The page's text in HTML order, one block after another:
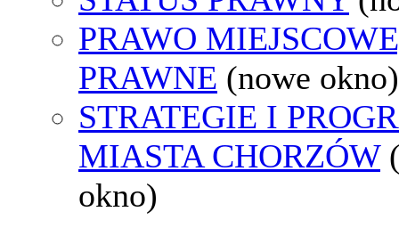
PRAWO
PRAWNE (nowe okno)
STRATEGIE I
MIASTA CHORZÓW
okno)